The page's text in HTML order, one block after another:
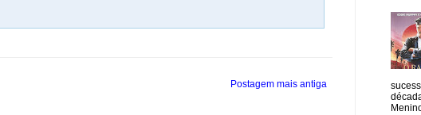
Postagem mais antiga